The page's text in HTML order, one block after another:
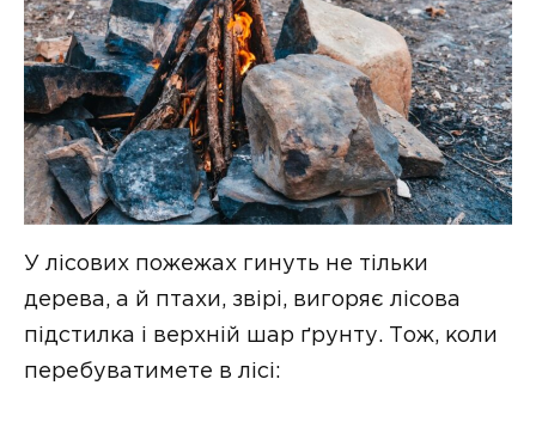
У лісових пожежах гинуть не тільки
дерева, а й птахи, звірі, вигоряє лісова
підстилка і верхній шар ґрунту. Тож, коли
перебуватимете в лісі: